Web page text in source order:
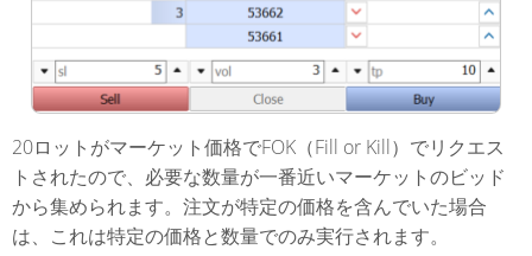
20ロットがマーケット価格でFOK（Fill or Kill）でリクエス
トされたので、必要な数量が一番近いマーケットのビッド
から集められます。注文が特定の価格を含んでいた場合
は、これは特定の価格と数量でのみ実行されます。